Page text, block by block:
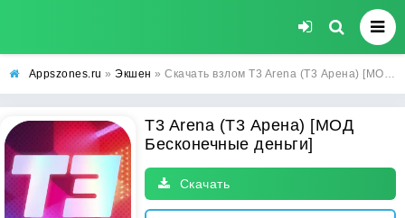
Appszones.ru » Экшен » Скачать взлом T3 Arena (Т3 Арена) [МОД Бесконечные деньги] на Андроид
T3 Arena (Т3 Арена) [МОД
Бесконечные деньги]
Скачать